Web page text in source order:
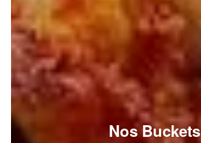
Nos Buckets